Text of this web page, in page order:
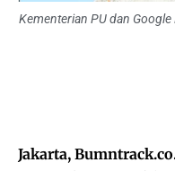
Kementerian PU dan
Jakarta,